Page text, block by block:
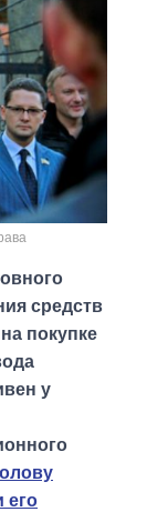
средств
покупке
у
его